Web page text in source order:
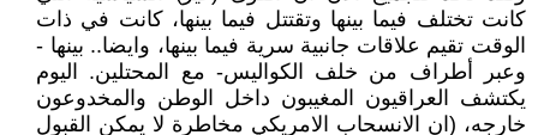
كانت تختلف فيما بينها وتقتتل فيما بينها، كانت في ذات
الوقت تقيم علاقات جانبية سرية فيما بينها، وايضا.. بينها -
وعبر أطراف من خلف الكواليس- مع المحتلين. اليوم
يكتشف العراقيون المغيبون داخل الوطن والمخدوعون
خارجه، (ان الانسحاب الامريكي مخاطرة لا يمكن القبول